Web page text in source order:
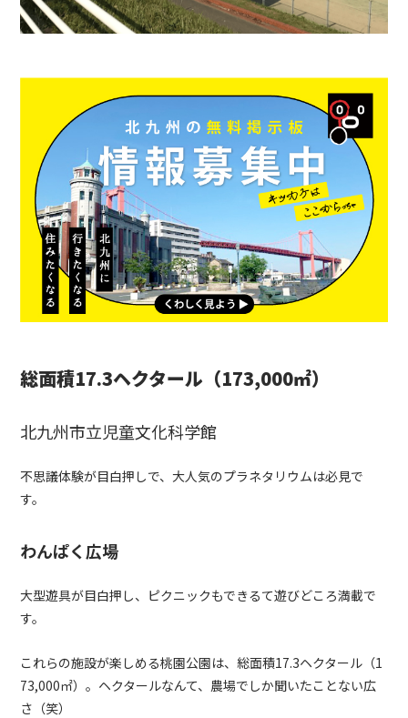
総面積17.3ヘクタール（173,000㎡）
北九州市立児童文化科学館
不思議体験が目白押しで、大人気のプラネタリウムは必見で
す。
わんぱく広場
大型遊具が目白押し、ピクニックもできるて遊びどころ満載で
す。
これらの施設が楽しめる桃園公園は、総面積17.3ヘクタール（1
73,000㎡）。ヘクタールなんて、農場でしか聞いたことない広
さ（笑）